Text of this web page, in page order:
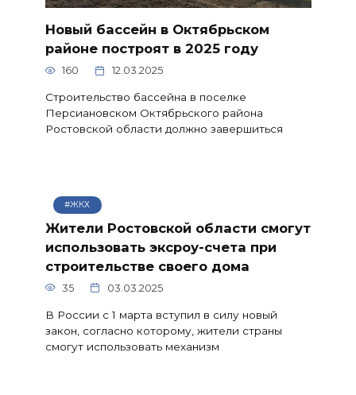
Новый бассейн в Октябрьском
районе построят в 2025 году
160 12.03.2025
Строительство бассейна в поселке
Персиановском Октябрьского района
Ростовской области должно завершиться
#ЖКХ
Жители Ростовской области смогут
использовать эксроу-счета при
строительстве своего дома
35 03.03.2025
В России с 1 марта вступил в силу новый
закон, согласно которому, жители страны
смогут использовать механизм